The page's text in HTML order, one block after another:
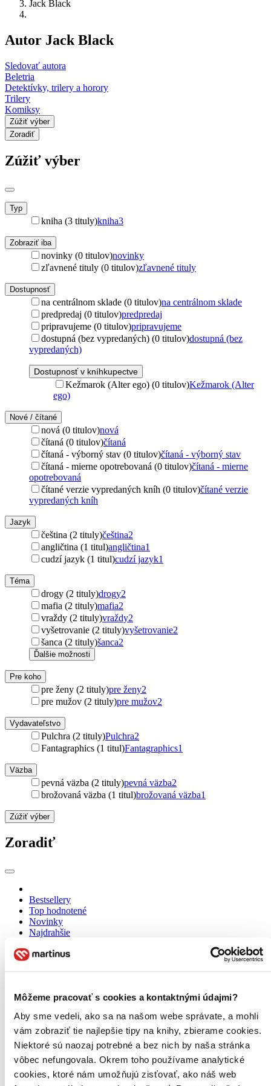
Môžeme pracovať s cookies a kontaktnými údajmi?
Aby sme vedeli, ako sa na našom webe správate, a mohli
vám zobraziť tie najlepšie tipy na knihy, zbierame cookies.
Niektoré sú naozaj potrebné a bez nich by naša stránka
vôbec nefungovala. Okrem toho používame analytické
cookies, ktoré nám umožňujú zisťovať, ako náš web
Jack Black
Autor Jack Black
Sledovať autora
Beletria
Detektívky, trilery a horory
Trilery
Komiksy
Zúžiť výber
Zoradiť
Zúžiť výber
Typ
kniha (3 tituly)kniha3
Zobraziť iba
novinky (0 titulov)novinky
zľavnené tituly (0 titulov)zľavnené tituly
Dostupnosť
na centrálnom sklade (0 titulov)na centrálnom sklade
predpredaj (0 titulov)predpredaj
pripravujeme (0 titulov)pripravujeme
dostupná (bez vypredaných) (0 titulov)dostupná (bez
vypredaných)
Dostupnosť v kníhkupectve
Kežmarok (Alter ego) (0 titulov)Kežmarok (Alter
ego)
Nové / čítané
nová (0 titulov)nová
čítaná (0 titulov)čítaná
čítaná - výborný stav (0 titulov)čítaná - výborný stav
čítaná - mierne opotrebovaná (0 titulov)čítaná - mierne
opotrebovaná
čítané verzie vypredaných kníh (0 titulov)čítané verzie
vypredaných kníh
Jazyk
čeština (2 tituly)čeština2
angličtina (1 titul)angličtina1
cudzí jazyk (1 titul)cudzí jazyk1
Téma
drogy (2 tituly)drogy2
mafia (2 tituly)mafia2
vraždy (2 tituly)vraždy2
vyšetrovanie (2 tituly)vyšetrovanie2
šanca (2 tituly)šanca2
Ďalšie možnosti
Pre koho
pre ženy (2 tituly)pre ženy2
pre mužov (2 tituly)pre mužov2
Vydavateľstvo
Pulchra (2 tituly)Pulchra2
Fantagraphics (1 titul)Fantagraphics1
Väzba
pevná väzba (2 tituly)pevná väzba2
brožovaná väzba (1 titul)brožovaná väzba1
Zúžiť výber
Zoradiť
Bestsellery
Top hodnotené
Novinky
Najdrahšie
Najvyššia zľava